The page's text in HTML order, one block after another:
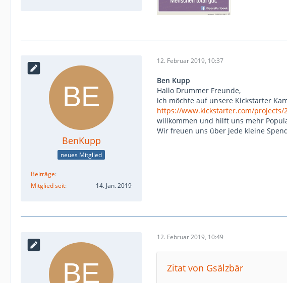
BenKupp
neues Mitglied
Beiträge
Mitglied seit
14. Jan. 2019
12. Februar 2019, 10:37
Ben Kupp
Hallo Drummer Freunde,
ich möchte auf unsere Kickstarter
https://www.kickstarter.com/
willkommen und hilft uns mehr
Wir freuen uns über jede kleine
12. Februar 2019, 10:49
Zitat von Gsälzbär